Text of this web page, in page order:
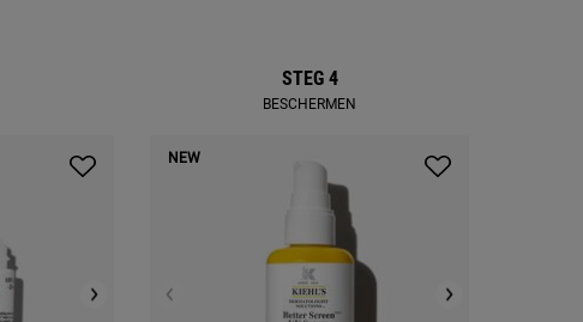
STEG 4
BESCHERMEN
NEW